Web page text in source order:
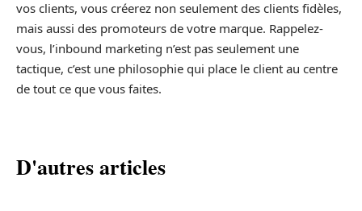
vos clients, vous créerez non seulement des clients fidèles,
mais aussi des promoteurs de votre marque. Rappelez-
vous, l’inbound marketing n’est pas seulement une
tactique, c’est une philosophie qui place le client au centre
de tout ce que vous faites.
D'autres articles